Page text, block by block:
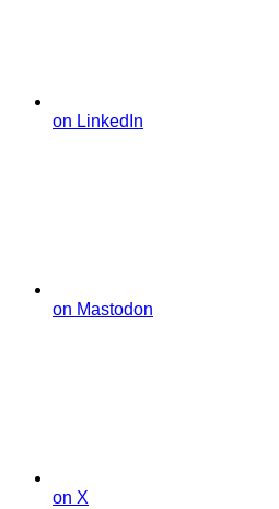
on LinkedIn
on Mastodon
on X